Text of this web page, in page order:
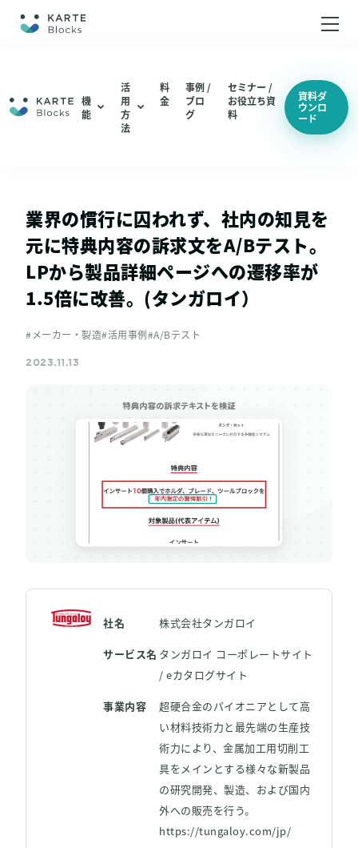
機能
機能一覧
活用方法
ABテスト（仮説検証 / UIUX改善）
LPO（LP最適化）
お問い合わせ
資料ダウンロード
Back to KARTE
機
能
編集・配信
活
用
方
法
ABテスト（仮説検証 / UIUX改善）
総合通販 / EC
アパレル
コスメ / 美容
BtoB SaaS
料
金
事例 /
ブロ
グ
セミナー /
お役立ち資
料
資料ダ
ウンロ
ード
業界の慣行に囚われず、社内の知見を
元に特典内容の訴求文をA/Bテスト。
LPから製品詳細ページへの遷移率が
1.5倍に改善。(タンガロイ）
#メーカー・製造#活用事例#A/Bテスト
2023.11.13
社名 株式会社タンガロイ
サービス名 タンガロイ コーポレートサイト
/ eカタログサイト
事業内容
超硬合金のパイオニアとして高
い材料技術力と最先端の生産技
術力により、金属加工用切削工
具をメインとする様々な新製品
の研究開発、製造、および国内
外への販売を行う。
https://tungaloy.com/jp/